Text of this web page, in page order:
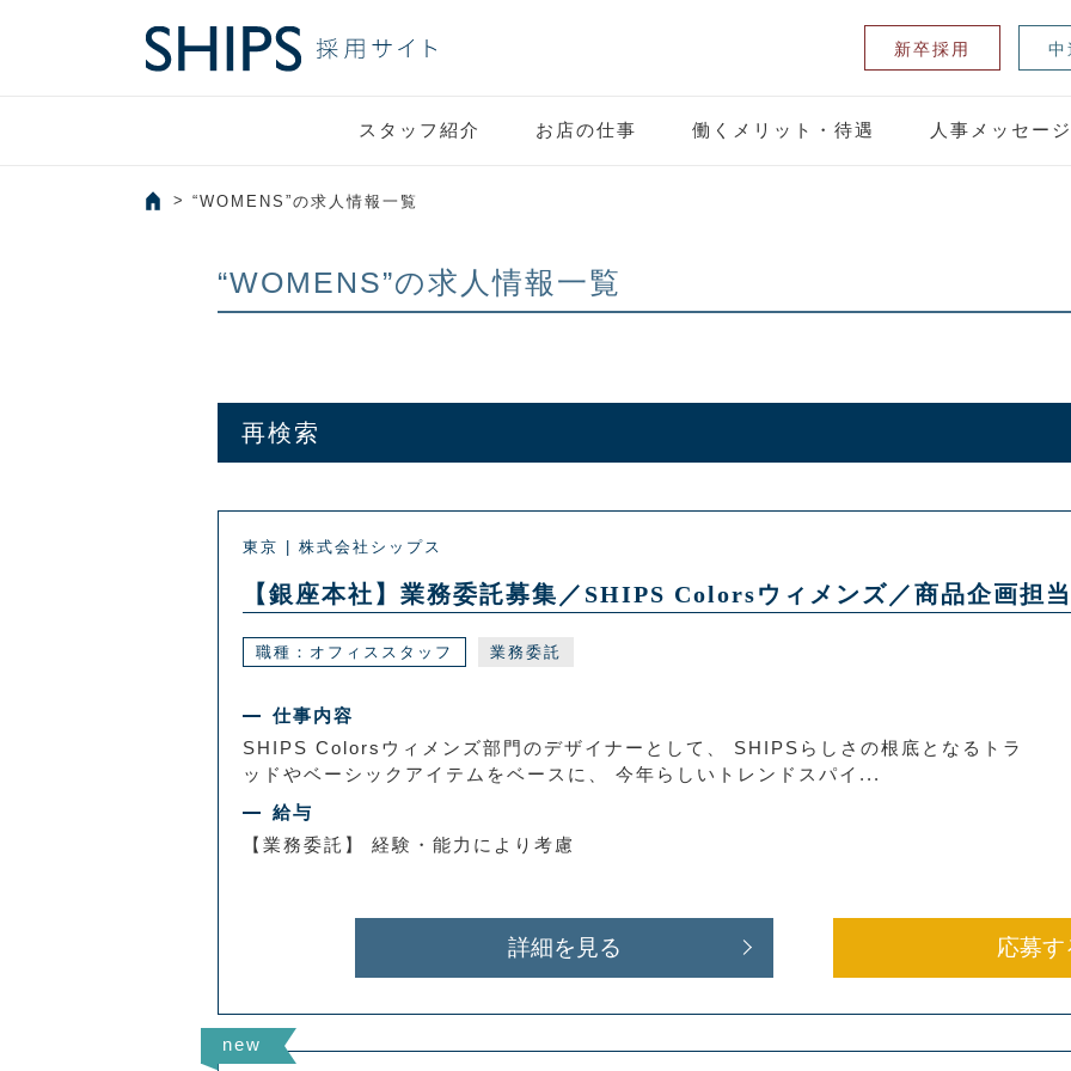
新卒採用 中
スタッフ紹介 お店の仕事 働くメリット・待遇 人事メッセージ
“WOMENS”の求人情報一覧
“WOMENS”の求人情報一覧
再検索
東京 | 株式会社シップス
【銀座本社】業務委託募集／SHIPS Colorsウィメンズ／商品企画担当
職種：オフィススタッフ 業務委託
仕事内容
SHIPS Colorsウィメンズ部門のデザイナーとして、 SHIPSらしさの根底となるトラ
ッドやベーシックアイテムをベースに、 今年らしいトレンドスパイ...
給与
【業務委託】 経験・能力により考慮
詳細を見る 応募す
new